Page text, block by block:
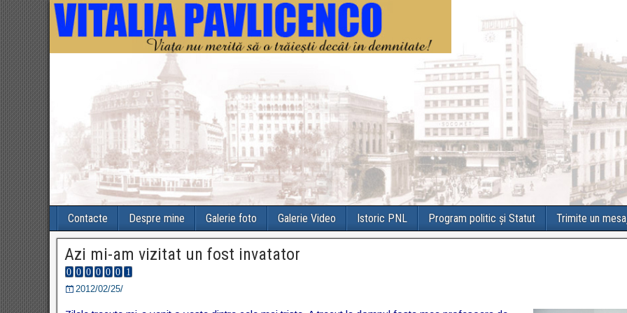
Contacte Despre mine Galerie foto Galerie Video Istoric PNL Program politic și Statut Trimite un
Azi mi-am vizitat un fost invatator
2012/02/25/